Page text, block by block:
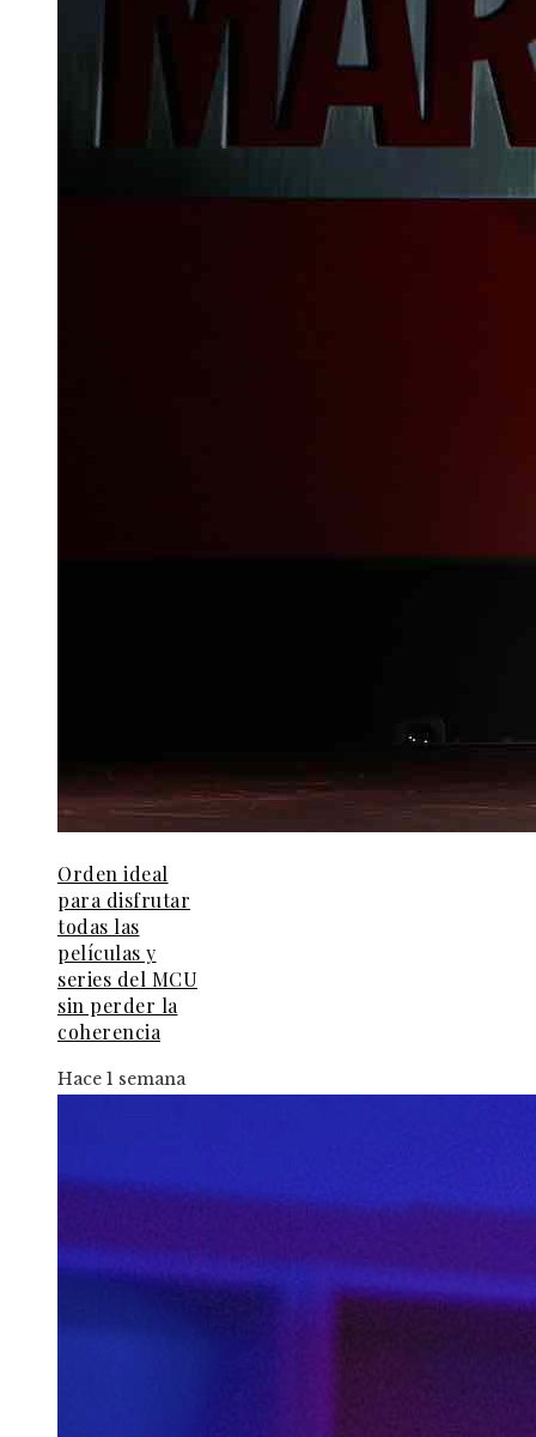
Orden ideal
para disfrutar
todas las
películas y
series del MCU
sin perder la
coherencia
Hace 1 semana